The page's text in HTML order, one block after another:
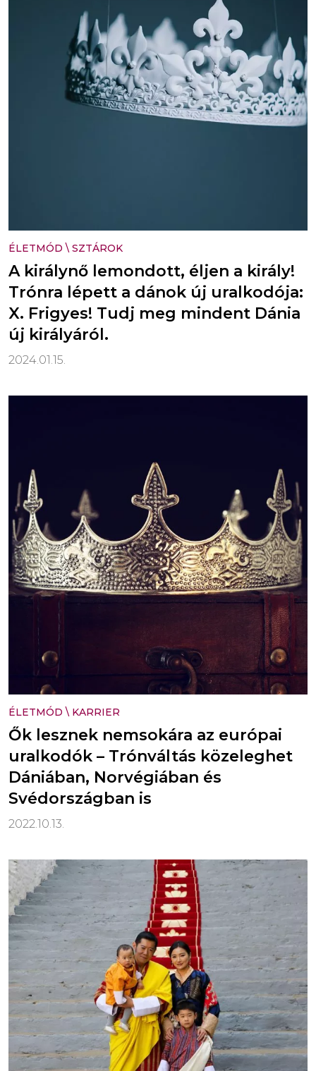
ÉLETMÓD \ SZTÁROK
A királynő lemondott, éljen a király!
Trónra lépett a dánok új uralkodója:
X. Frigyes! Tudj meg mindent Dánia
új királyáról.
2024.01.15.
ÉLETMÓD \ KARRIER
Ők lesznek nemsokára az európai
uralkodók – Trónváltás közeleghet
Dániában, Norvégiában és
Svédországban is
2022.10.13.